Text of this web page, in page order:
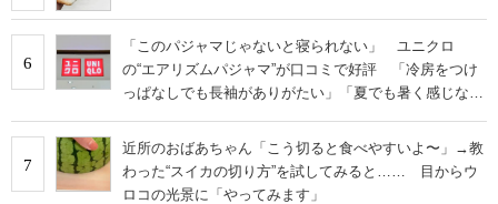
6
「このパジャマじゃないと寝られない」 ユニクロ
の“エアリズムパジャマ”が口コミで好評 「冷房をつけ
っぱなしでも長袖がありがたい」「夏でも暑く感じな
7
近所のおばあちゃん「こう切ると食べやすいよ〜」→教
わった“スイカの切り方”を試してみると…… 目からウ
ロコの光景に「やってみます」